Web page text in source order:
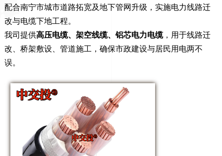
配合南宁市城市道路拓宽及地下管网升级，实施电力线路迁
改与电缆下地工程。
我司提供高压电缆、架空线缆、铝芯电力电缆，用于线路迁
改、桥架敷设、管道施工，确保市政建设与居民用电两不
误。